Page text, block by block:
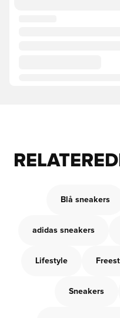
Blå sneakers
adidas sneakers
Lifestyle
Sneakers